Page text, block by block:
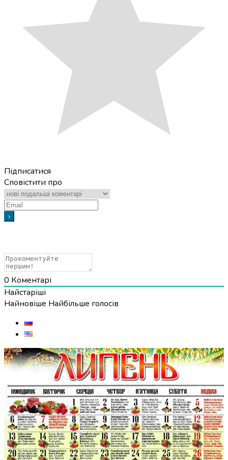
Підписатися
Сповістити про
0 Коментарі
Найстаріші
Найновіше Найбільше голосів